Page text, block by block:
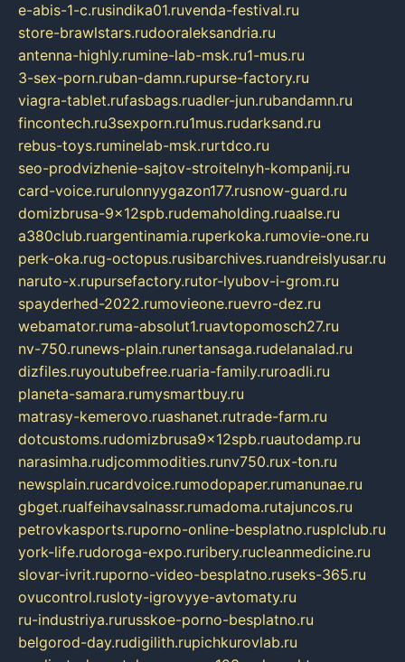
e-abis-1-c.rusindika01.ruvenda-festival.ru
store-brawlstars.rudooraleksandria.ru
antenna-highly.rumine-lab-msk.ru1-mus.ru
3-sex-porn.ruban-damn.rupurse-factory.ru
viagra-tablet.rufasbags.ruadler-jun.rubandamn.ru
fincontech.ru3sexporn.ru1mus.rudarksand.ru
rebus-toys.ruminelab-msk.rurtdco.ru
seo-prodvizhenie-sajtov-stroitelnyh-kompanij.ru
card-voice.rurulonnyygazon177.rusnow-guard.ru
domizbrusa-9x12spb.rudemaholding.ruaalse.ru
a380club.ruargentinamia.ruperkoka.rumovie-one.ru
perk-oka.rug-octopus.rusibarchives.ruandreislyusar.ru
naruto-x.rupursefactory.rutor-lyubov-i-grom.ru
spayderhed-2022.rumovieone.ruevro-dez.ru
webamator.ruma-absolut1.ruavtopomosch27.ru
nv-750.runews-plain.runertansaga.rudelanalad.ru
dizfiles.ruyoutubefree.ruaria-family.ruroadli.ru
planeta-samara.rumysmartbuy.ru
matrasy-kemerovo.ruashanet.rutrade-farm.ru
dotcustoms.rudomizbrusa9x12spb.ruautodamp.ru
narasimha.rudjcommodities.runv750.rux-ton.ru
newsplain.rucardvoice.rumodopaper.rumanunae.ru
gbget.rualfeihavsalnassr.rumadoma.rutajuncos.ru
petrovkasports.ruporno-online-besplatno.rusplclub.ru
york-life.rudoroga-expo.ruribery.rucleanmedicine.ru
slovar-ivrit.ruporno-video-besplatno.ruseks-365.ru
ovucontrol.rusloty-igrovyye-avtomaty.ru
ru-industriya.rurusskoe-porno-besplatno.ru
belgorod-day.rudigilith.rupichkurovlab.ru